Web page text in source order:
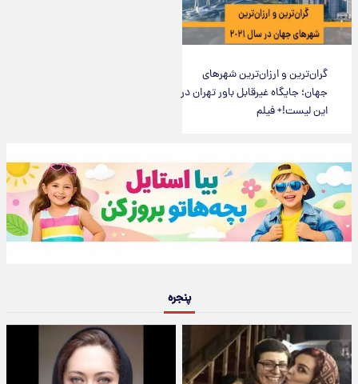
گران‌ترین و ارزان‌ترین شهرهای
جهان؛ جایگاه غیرقابل باور تهران در
این لیست!+ فیلم
پنجره